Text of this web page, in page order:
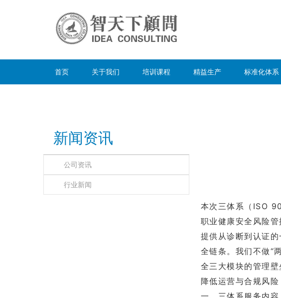
首页 关于我们 培训课程 精益生产 标准化体系
本次三体系（ISO
职业健康安全风险
提供从诊断到认证
全链条。我们不做“
全三大模块的管理
降低运营与合规风
新闻资讯
公司资讯
行业新闻